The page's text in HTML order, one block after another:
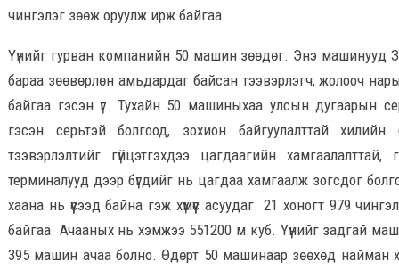
чингэлэг зөөж оруулж ирж байгаа.
Үүнийг гурван компанийн 50 машин зөөдөг. Энэ машинууд
бараа зөөвөрлөн амьдардаг байсан тээвэрлэгч, жолооч
байгаа гэсэн үг. Тухайн 50 машиныхаа улсын дугаарын
гэсэн серьтэй болгоод, зохион байгуулалттай хилийн
тээвэрлэлтийг гүйцэтгэхдээ цагдаагийн хамгаалалттай,
терминалууд дээр бүгдийг нь цагдаа хамгаалж зогсдог
хаана нь үүсээд байна гэж хүмүүс асуудаг. 21 хоногт 979
байгаа. Ачааных нь хэмжээ 551200 м.куб. Үүнийг задгай
395 машин ачаа болно. Өдөрт 50 машинаар зөөхөд найман